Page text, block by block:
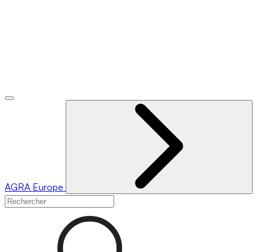
AGRA Europe